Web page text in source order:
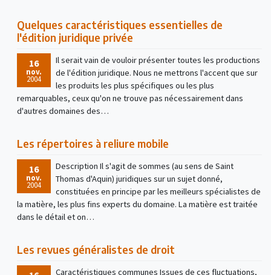
Quelques caractéristiques essentielles de
l'édition juridique privée
16
nov.
2004
Il serait vain de vouloir présenter toutes les productions
de l'édition juridique. Nous ne mettrons l'accent que sur
les produits les plus spécifiques ou les plus
remarquables, ceux qu'on ne trouve pas nécessairement dans
d'autres domaines des…
Les répertoires à reliure mobile
16
nov.
2004
Description Il s'agit de sommes (au sens de Saint
Thomas d'Aquin) juridiques sur un sujet donné,
constituées en principe par les meilleurs spécialistes de
la matière, les plus fins experts du domaine. La matière est traitée
dans le détail et on…
Les revues généralistes de droit
Caractéristiques communes Issues de ces fluctuations,